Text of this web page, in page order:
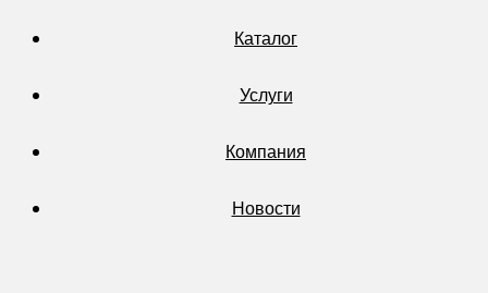
Каталог
Услуги
Компания
Новости